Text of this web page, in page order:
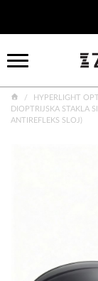
HYPERLIGHT
DIOPTRIJSKA STAKLA
ANTIREFLEKS SLOJ)